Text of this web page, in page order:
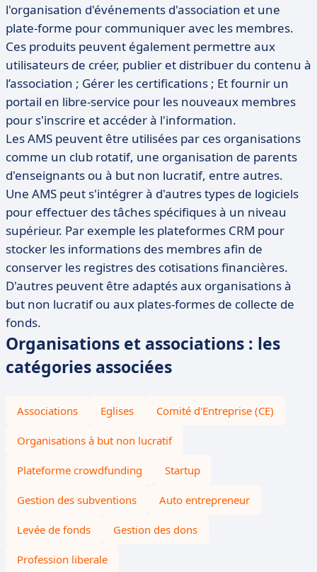
l'organisation d'événements d'association et une
plate-forme pour communiquer avec les membres.
Ces produits peuvent également permettre aux
utilisateurs de créer, publier et distribuer du contenu à
l’association ; Gérer les certifications ; Et fournir un
portail en libre-service pour les nouveaux membres
pour s'inscrire et accéder à l'information.
Les AMS peuvent être utilisées par ces organisations
comme un club rotatif, une organisation de parents
d'enseignants ou à but non lucratif, entre autres.
Une AMS peut s'intégrer à d'autres types de logiciels
pour effectuer des tâches spécifiques à un niveau
supérieur. Par exemple les plateformes CRM pour
stocker les informations des membres afin de
conserver les registres des cotisations financières.
D'autres peuvent être adaptés aux organisations à
but non lucratif ou aux plates-formes de collecte de
fonds.
Organisations et associations : les
catégories associées
Associations Eglises Comité d'Entreprise (CE)
Organisations à but non lucratif
Plateforme crowdfunding Startup
Gestion des subventions Auto entrepreneur
Levée de fonds Gestion des dons
Profession liberale